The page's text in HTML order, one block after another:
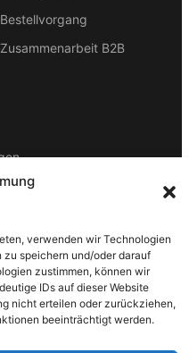
verwenden wir Technologien
speichern und/oder darauf
zustimmen, können wir
IDs auf dieser Website
nicht erteilen oder zurückziehen,
beeinträchtigt werden.
Bestellvorgang
Zusammenarbeit B2B
Link PayPal
G-Pay